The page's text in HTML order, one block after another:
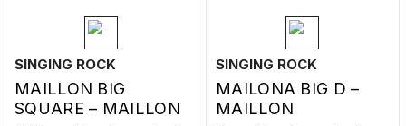
SINGING ROCK
MAILLON BIG
SQUARE – MAILLON
SINGING ROCK
MAILONA BIG D –
MAILLON